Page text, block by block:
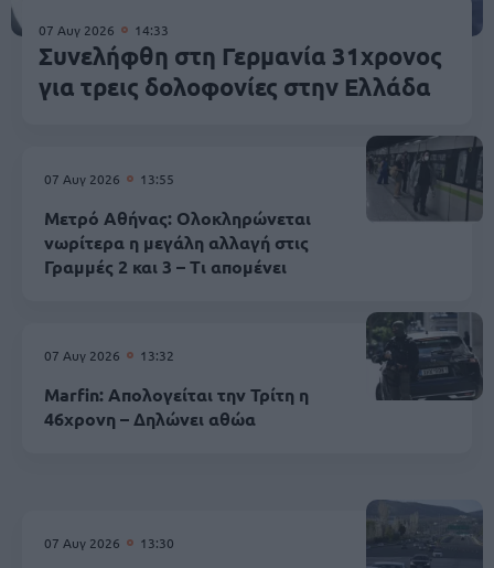
07 Αυγ 2026 14:33
Συνελήφθη στη Γερμανία 31χρονος
για τρεις δολοφονίες στην Ελλάδα
07 Αυγ 2026 13:55
Μετρό Αθήνας: Ολοκληρώνεται
νωρίτερα η μεγάλη αλλαγή στις
Γραμμές 2 και 3 – Τι απομένει
07 Αυγ 2026 13:32
Marfin: Απολογείται την Τρίτη η
46χρονη – Δηλώνει αθώα
07 Αυγ 2026 13:30